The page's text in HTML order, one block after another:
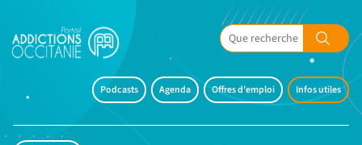
Podcasts Agenda Offres d'emploi Infos utiles